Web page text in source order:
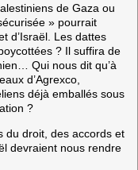
de Gaza ou
» pourrait
d’Israël. Les dattes
? Il suffira de
Qui nous dit qu’à
d’Agrexco,
déjà emballés sous
?
du droit, des accords et
devraient nous rendre